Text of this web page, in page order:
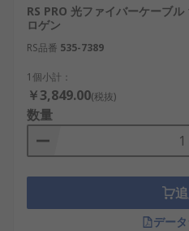
StarTech.com：LC、
ネクタを備えた光ファイ
や、光通信に関連するネ
開しています。
Phoenix Contact：産業
ケーブル、コネクタ、分
アコンバータなどを提
Bulgin：防水性や耐環
製品やケーブルアセン
備、輸送機器、産業装
RS PRO 光ファイバーケーブ
ロゲン
RS品番 535-7389
1個小計：
￥3,849.00(税抜)
数量
デー